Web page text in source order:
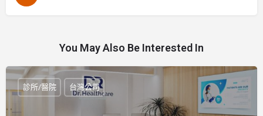
You May Also Be Interested In
診所/醫院 台灣公司